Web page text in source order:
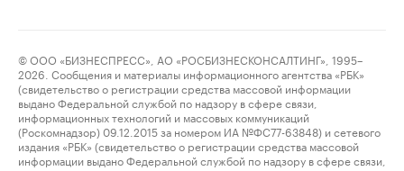
© ООО «БИЗНЕСПРЕСС», АО «РОСБИЗНЕСКОНСАЛТИНГ», 1995–
2026. Сообщения и материалы информационного агентства «РБК»
(свидетельство о регистрации средства массовой информации
выдано Федеральной службой по надзору в сфере связи,
информационных технологий и массовых коммуникаций
(Роскомнадзор) 09.12.2015 за номером ИА №ФС77-63848) и сетевого
издания «РБК» (свидетельство о регистрации средства массовой
информации выдано Федеральной службой по надзору в сфере связи,